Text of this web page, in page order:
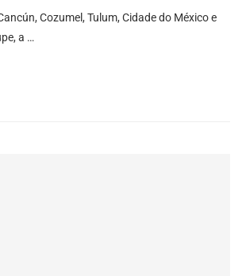
Cozumel, Tulum, Cidade do México e
a …